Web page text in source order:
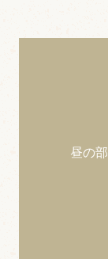
昼の部